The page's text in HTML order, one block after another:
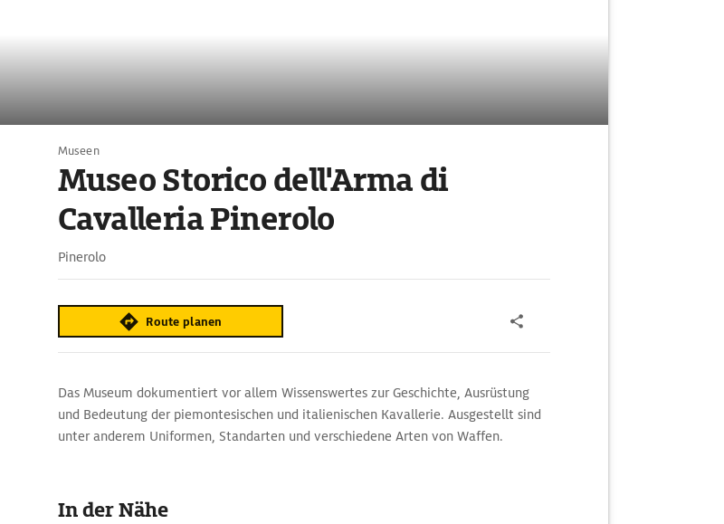
Museen
Museo Storico dell'Arma di
Cavalleria Pinerolo
Pinerolo
Route planen
Das Museum dokumentiert vor allem Wissenswertes zur Geschichte, Ausrüstung
und Bedeutung der piemontesischen und italienischen Kavallerie. Ausgestellt sind
unter anderem Uniformen, Standarten und verschiedene Arten von Waffen.
In der Nähe